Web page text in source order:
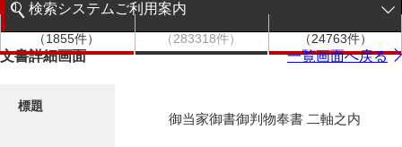
階層検索
検索システムご利用案内
検索システムの利用について
（1855件）
（283318件）
（24763件）
文書詳細画面 一覧画面へ戻る
標題
御当家御書御判物奉書 二軸之内